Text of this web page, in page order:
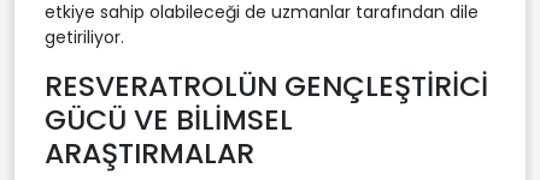
etkiye sahip olabileceği de uzmanlar tarafından dile
getiriliyor.
RESVERATROLÜN GENÇLEŞTİRİCİ
GÜCÜ VE BİLİMSEL
ARAŞTIRMALAR